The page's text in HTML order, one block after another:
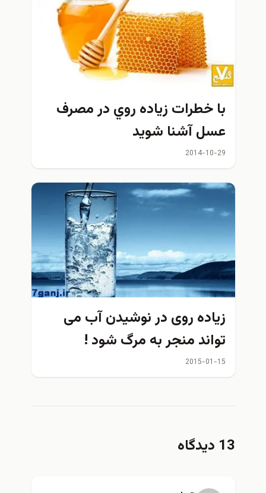
با خطرات زياده روي در مصرف
عسل آشنا شويد
2014-10-29
زیاده روی در نوشیدن آب می
تواند منجر به مرگ شود !
2015-01-15
13 دیدگاه